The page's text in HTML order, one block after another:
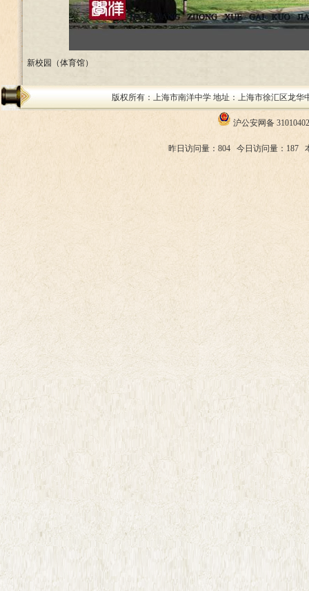
新校园（体育馆）
版权所有：上海市南洋中学 地址：上海市徐汇区龙华
沪公安网备
昨日访问量：804 今日访问量：187